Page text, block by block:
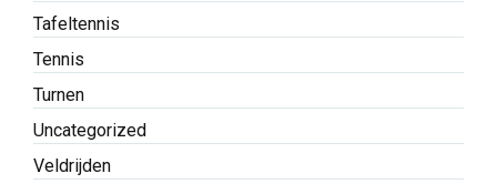
Tafeltennis
Tennis
Turnen
Uncategorized
Veldrijden